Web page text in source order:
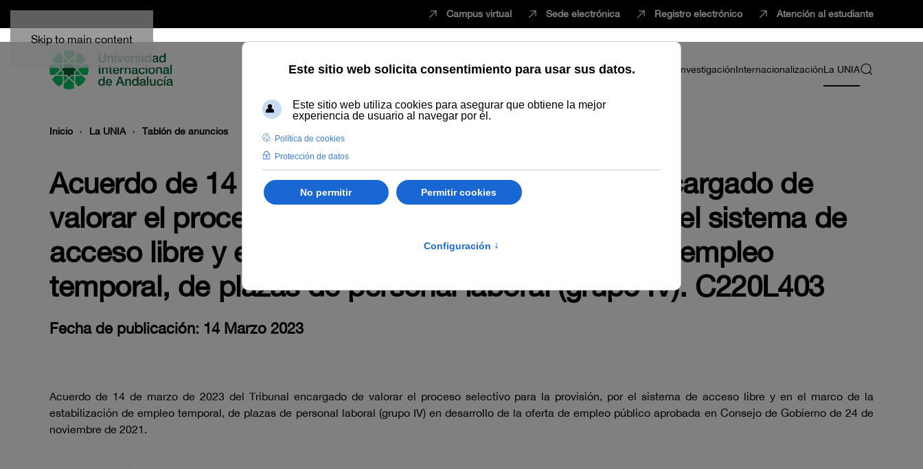
Skip to main content
Campus virtual Sede electrónica Registro electrónico Atención al estudiante
EstudiarInnovaciónVida universitariaProfesorado InvestigaciónInternacionalizaciónLa UNIA
Inicio La UNIA Tablón de anuncios
Acuerdo de 14 de marzo de 2023 del Tribunal encargado de
valorar el proceso selectivo para la provisión, por el sistema de
acceso libre y en el marco de la estabilización de empleo
temporal, de plazas de personal laboral (grupo IV). C220L403
Fecha de publicación: 14 Marzo 2023
Acuerdo de 14 de marzo de 2023 del Tribunal encargado de valorar el proceso selectivo para la provisión, por el sistema de acceso libre y en el marco de la
estabilización de empleo temporal, de plazas de personal laboral (grupo IV) en desarrollo de la oferta de empleo público aprobada en Consejo de Gobierno de 24 de
noviembre de 2021.